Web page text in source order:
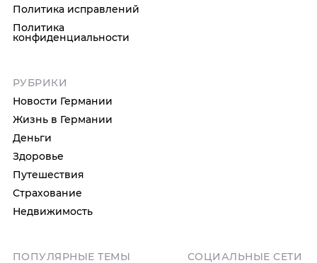
Политика исправлений
Политика
конфиденциальности
РУБРИКИ
Новости Германии
Жизнь в Германии
Деньги
Здоровье
Путешествия
Страхование
Недвижимость
ПОПУЛЯРНЫЕ ТЕМЫ СОЦИАЛЬНЫЕ СЕТИ